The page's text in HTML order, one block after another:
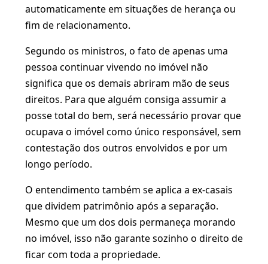
automaticamente em situações de herança ou
fim de relacionamento.
Segundo os ministros, o fato de apenas uma
pessoa continuar vivendo no imóvel não
significa que os demais abriram mão de seus
direitos. Para que alguém consiga assumir a
posse total do bem, será necessário provar que
ocupava o imóvel como único responsável, sem
contestação dos outros envolvidos e por um
longo período.
O entendimento também se aplica a ex-casais
que dividem patrimônio após a separação.
Mesmo que um dos dois permaneça morando
no imóvel, isso não garante sozinho o direito de
ficar com toda a propriedade.